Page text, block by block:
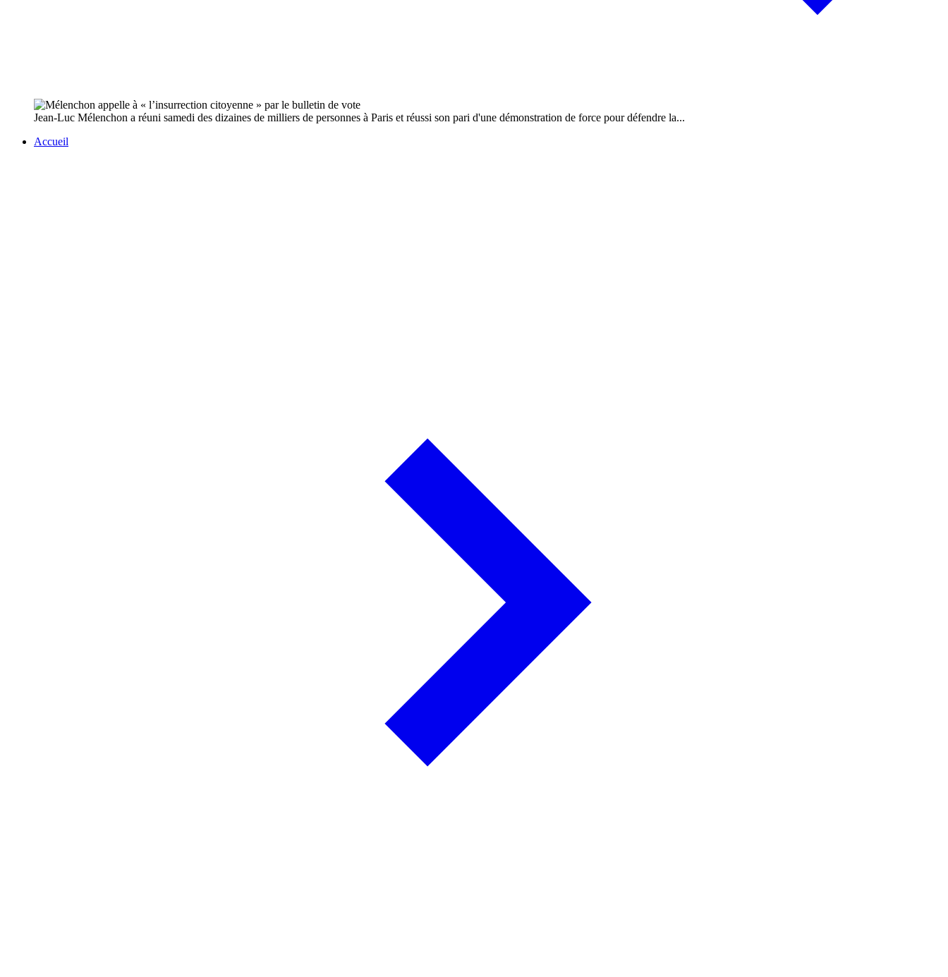
Jean-Luc Mélenchon a réuni samedi des dizaines de milliers de personnes à Paris et réussi son pari d'une démonstration de force pour défendre la...
Accueil